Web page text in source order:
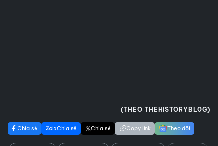
(THEO THEHISTORYBLOG)
Chia sẻ Chia sẻ Chia sẻ Copy link Theo dõi